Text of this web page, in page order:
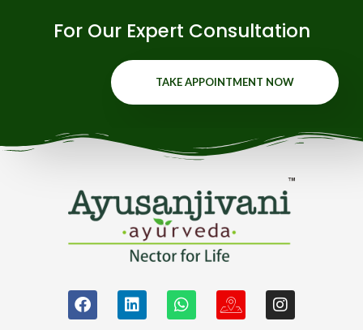
For Our Expert Consultation
TAKE APPOINTMENT NOW